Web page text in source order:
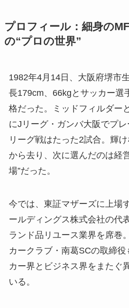
プロフィール：細身の
の“プロの世界”
1982年4月14日、大阪府堺市
長179cm、66kgとサッカー選
格だった。ミッドフィルダー
にJリーグ・ガンバ大阪でプ
リーグ戦はたった2試合。輝
から去り、次に選んだのは経
場”だった。
今では、東証マザーズに上場
ールディングス株式会社の代
ランド品リユース業界を席巻
カークラブ・南葛SCの取締
カー界とビジネス界をまたぐ
いる。